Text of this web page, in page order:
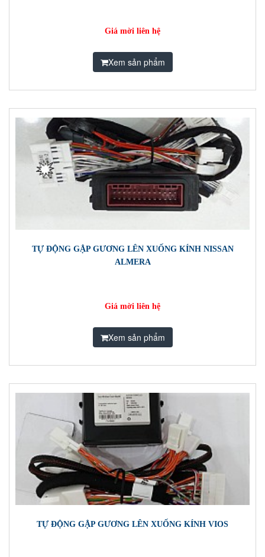
Giá mời liên hệ
Xem sản phẩm
TỰ ĐỘNG GẬP GƯƠNG LÊN XUỐNG KÍNH NISSAN
ALMERA
Giá mời liên hệ
Xem sản phẩm
TỰ ĐỘNG GẬP GƯƠNG LÊN XUỐNG KÍNH VIOS